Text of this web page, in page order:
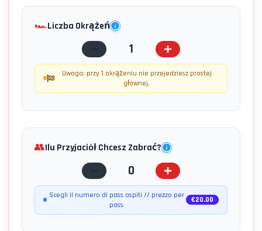
🏎️Liczba Okrążeń
1
Uwaga: przy 1 okrążeniu nie przejedziesz prostej
głównej.
👥Ilu Przyjaciół Chcesz Zabrać?
0
Scegli il numero di pass ospiti // prezzo per
pass
€20.00